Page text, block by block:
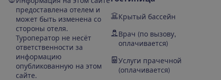
предоставлена отелем и
может быть изменена со
стороны отеля.
Туроператор не несёт
ответственности за
информацию
опубликованную на этом
сайте.
Крытый бассейн
Врач (по вызову,
оплачивается)
Услуги прачечной
(оплачивается)